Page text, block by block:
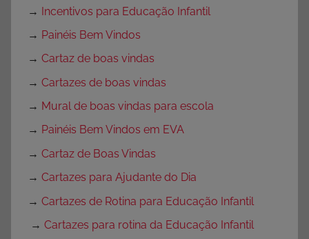
→ Incentivos para Educação Infantil
→ Painéis Bem Vindos
→ Cartaz de boas vindas
→ Cartazes de boas vindas
→ Mural de boas vindas para escola
→ Painéis Bem Vindos em EVA
→ Cartaz de Boas Vindas
→ Cartazes para Ajudante do Dia
→ Cartazes de Rotina para Educação Infantil
→ Cartazes para rotina da Educação Infantil